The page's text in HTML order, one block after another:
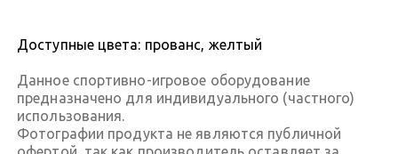
Доступные цвета: прованс, желтый
Данное спортивно-игровое оборудование
предназначено для индивидуального (частного)
использования.
Фотографии продукта не являются публичной